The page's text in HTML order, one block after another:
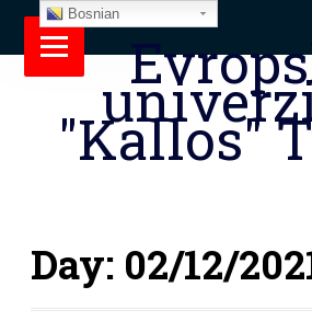
"Kallos"
Day: 02/12/
Bosnian